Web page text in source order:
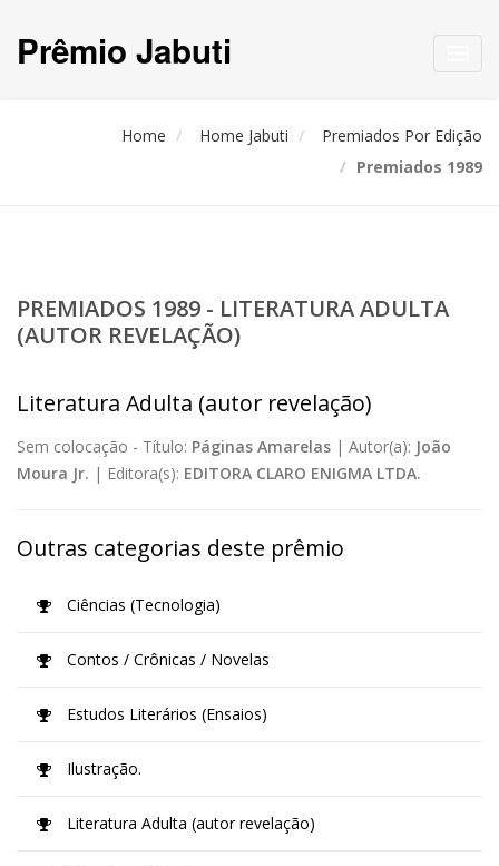
Prêmio Jabuti
Home Home Jabuti
Premiados Por Edição
Premiados 1989
PREMIADOS 1989 - LITERATURA ADULTA
(AUTOR REVELAÇÃO)
Literatura Adulta (autor revelação)
Sem colocação - Título: Páginas Amarelas | Autor(a): João
Moura Jr. | Editora(s): EDITORA CLARO ENIGMA LTDA.
Outras categorias deste prêmio
Ciências (Tecnologia)
Contos / Crônicas / Novelas
Estudos Literários (Ensaios)
Ilustração.
Literatura Adulta (autor revelação)